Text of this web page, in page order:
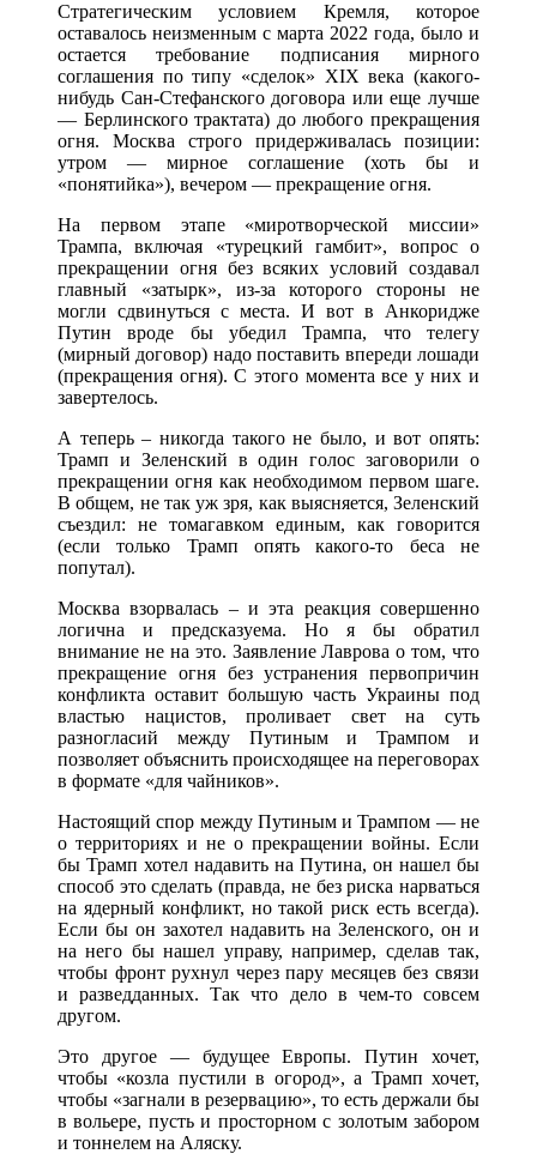
Стратегическим условием Кремля, которое
оставалось неизменным с марта 2022 года, было и
остается требование подписания мирного
соглашения по типу «сделок» XIX века (какого-
нибудь Сан-Стефанского договора или еще лучше
— Берлинского трактата) до любого прекращения
огня. Москва строго придерживалась позиции:
утром — мирное соглашение (хоть бы и
«понятийка»), вечером — прекращение огня.
На первом этапе «миротворческой миссии»
Трампа, включая «турецкий гамбит», вопрос о
прекращении огня без всяких условий создавал
главный «затырк», из-за которого стороны не
могли сдвинуться с места. И вот в Анкоридже
Путин вроде бы убедил Трампа, что телегу
(мирный договор) надо поставить впереди лошади
(прекращения огня). С этого момента все у них и
завертелось.
А теперь – никогда такого не было, и вот опять:
Трамп и Зеленский в один голос заговорили о
прекращении огня как необходимом первом шаге.
В общем, не так уж зря, как выясняется, Зеленский
съездил: не томагавком единым, как говорится
(если только Трамп опять какого-то беса не
попутал).
Москва взорвалась – и эта реакция совершенно
логична и предсказуема. Но я бы обратил
внимание не на это. Заявление Лаврова о том, что
прекращение огня без устранения первопричин
конфликта оставит большую часть Украины под
властью нацистов, проливает свет на суть
разногласий между Путиным и Трампом и
позволяет объяснить происходящее на переговорах
в формате «для чайников».
Настоящий спор между Путиным и Трампом — не
о территориях и не о прекращении войны. Если
бы Трамп хотел надавить на Путина, он нашел бы
способ это сделать (правда, не без риска нарваться
на ядерный конфликт, но такой риск есть всегда).
Если бы он захотел надавить на Зеленского, он и
на него бы нашел управу, например, сделав так,
чтобы фронт рухнул через пару месяцев без связи
и разведданных. Так что дело в чем-то совсем
другом.
Это другое — будущее Европы. Путин хочет,
чтобы «козла пустили в огород», а Трамп хочет,
чтобы «загнали в резервацию», то есть держали бы
в вольере, пусть и просторном с золотым забором
и тоннелем на Аляску.